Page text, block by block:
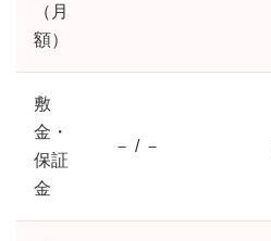
（月
額）
敷
金・
保証
金
－ / －